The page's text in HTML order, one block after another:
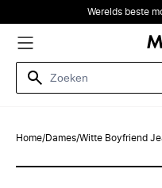
Werelds beste
Home/Dames/Witte Boyfriend